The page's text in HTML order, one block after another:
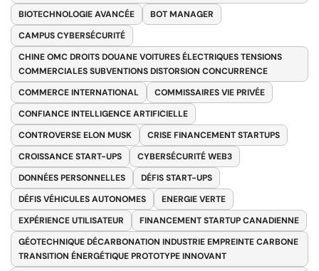
BIOTECHNOLOGIE AVANCÉE
BOT MANAGER
CAMPUS CYBERSÉCURITÉ
CHINE OMC DROITS DOUANE VOITURES ÉLECTRIQUES TENSIONS
COMMERCIALES SUBVENTIONS DISTORSION CONCURRENCE
COMMERCE INTERNATIONAL
COMMISSAIRES VIE PRIVÉE
CONFIANCE INTELLIGENCE ARTIFICIELLE
CONTROVERSE ELON MUSK
CRISE FINANCEMENT STARTUPS
CROISSANCE START-UPS
CYBERSÉCURITÉ WEB3
DONNÉES PERSONNELLES
DÉFIS START-UPS
DÉFIS VÉHICULES AUTONOMES
ENERGIE VERTE
EXPÉRIENCE UTILISATEUR
FINANCEMENT STARTUP CANADIENNE
GÉOTECHNIQUE DÉCARBONATION INDUSTRIE EMPREINTE CARBONE
TRANSITION ÉNERGÉTIQUE PROTOTYPE INNOVANT